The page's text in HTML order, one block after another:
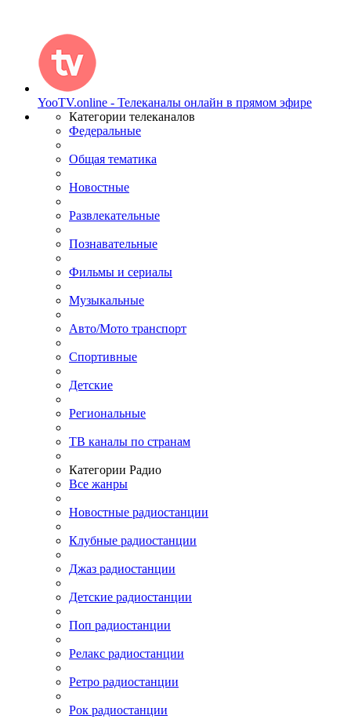
YooTV.online - Телеканалы онлайн в прямом эфире
Категории телеканалов
Федеральные
Общая тематика
Новостные
Развлекательные
Познавательные
Фильмы и сериалы
Музыкальные
Авто/Мото транспорт
Спортивные
Детские
Региональные
ТВ каналы по странам
Категории Радио
Все жанры
Новостные радиостанции
Клубные радиостанции
Джаз радиостанции
Детские радиостанции
Поп радиостанции
Релакс радиостанции
Ретро радиостанции
Рок радиостанции